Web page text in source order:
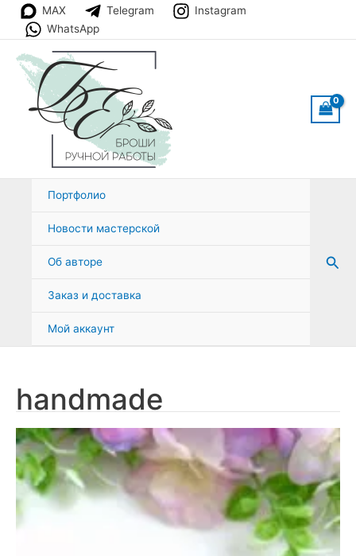
Перейти
содержимому
MAX Telegram
Instagram
WhatsApp
Портфолио
Новости мастерской
Об авторе
Заказ и доставка
Мой аккаунт
handmade